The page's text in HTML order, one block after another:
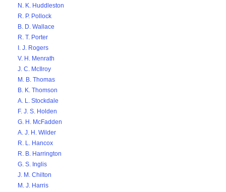
N. K. Huddleston
R. P. Pollock
B. D. Wallace
R. T. Porter
I. J. Rogers
V. H. Menrath
J. C. McIlroy
M. B. Thomas
B. K. Thomson
A. L. Stockdale
F. J. S. Holden
G. H. McFadden
A. J. H. Wilder
R. L. Hancox
R. B. Harrington
G. S. Inglis
J. M. Chilton
M. J. Harris